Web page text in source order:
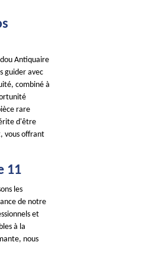
Antiquaire
guider avec
combiné à
rare
d'être
vous offrant
11
les
de notre
et
à la
nous